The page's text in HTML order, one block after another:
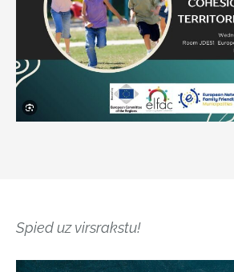
Spied uz virsrakstu!